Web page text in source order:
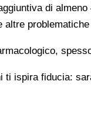
di
altre
ispira fiducia: